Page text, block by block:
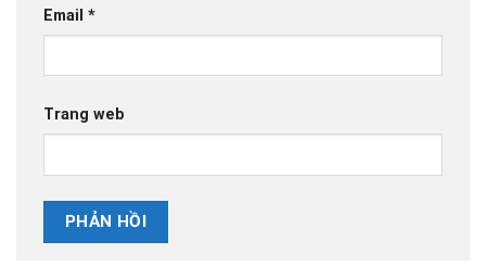
Email *
Trang web